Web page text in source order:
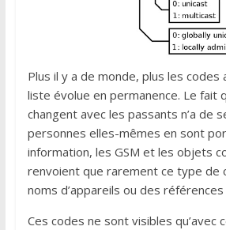
Plus il y a de monde, plus les codes
liste évolue en permanence. Le fait
changent avec les passants n’a de
personnes elles-mêmes en sont
information, les GSM et les objets
renvoient que rarement ce type de
noms d’appareils ou des
Ces codes ne sont visibles qu’avec